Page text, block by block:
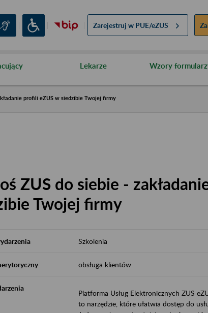
Zarejestruj w PUE/eZUS
Lekarze Wzory
profili eZUS w siedzibie Twojej firmy
ZUS do siebie -
Twojej firmy
Szkolenia
obsługa klientów
Platforma Usług Elektronicznych ZUS
to narzędzie, które ułatwia dostęp do